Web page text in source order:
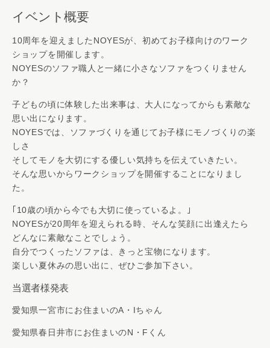
イベント概要
10周年を迎えましたNOYESが、初めてお子様向けのワーク
ショップを開催します。
NOYESのソファ職人と一緒に小さなソファをつくりません
か？
子どもの頃に体験した出来事は、大人になってからも素敵な
思い出になります。
NOYESでは、ソファづくりを通じてお子様にモノづくりの楽
しさ
そしてモノを大切にする優しい気持ちを伝えていきたい。
そんな思いからワークショップを開催することになりまし
た。
｢10歳の頃から今でも大切に使っているよ。｣
NOYESが20周年を迎えられる時、そんな笑顔に出逢えたら
どんなに素敵なことでしょう。
自分でつくったソファは、きっと宝物になります。
楽しい夏休みの思い出に、ぜひご参加下さい。
当選者様発表
愛知県一宮市にお住まいのA・Iちゃん
愛知県春日井市にお住まいのN・Fくん